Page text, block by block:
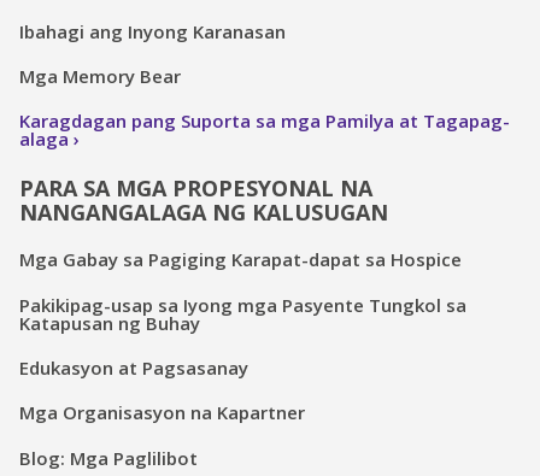
Ibahagi ang Inyong Karanasan
Mga Memory Bear
Karagdagan pang Suporta sa mga Pamilya at Tagapag-
alaga
PARA SA MGA PROPESYONAL NA
NANGANGALAGA NG KALUSUGAN
Mga Gabay sa Pagiging Karapat-dapat sa Hospice
Pakikipag-usap sa Iyong mga Pasyente Tungkol sa
Katapusan ng Buhay
Edukasyon at Pagsasanay
Mga Organisasyon na Kapartner
Blog: Mga Paglilibot